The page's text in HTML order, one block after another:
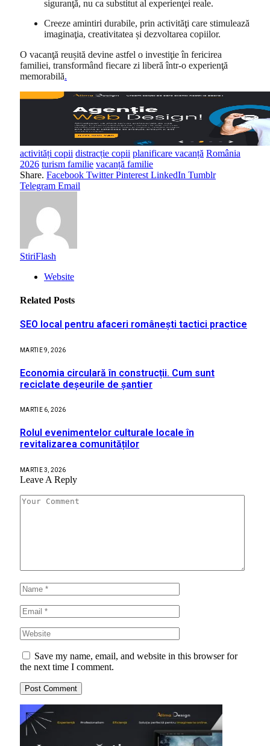
siguranţă, nu ca substitut al experienţei reale.
Creeze amintiri durabile, prin activităţi care stimulează
imaginaţia, creativitatea și dezvoltarea copiilor.
O vacanţă reușită devine astfel o investiţie în fericirea
familiei, transformând fiecare zi liberă într-o experienţă
memorabilă.
activități copii distracție copii planificare vacanță România
2026 turism familie vacanță familie
Share. Facebook Twitter Pinterest LinkedIn Tumblr
Telegram Email
StiriFlash
Website
Related Posts
SEO local pentru afaceri românești tactici practice
MARTIE 9, 2026
Economia circulară în construcții. Cum sunt
reciclate deșeurile de șantier
MARTIE 6, 2026
Rolul evenimentelor culturale locale în
revitalizarea comunităților
MARTIE 3, 2026
Leave A Reply
Save my name, email, and website in this browser for
the next time I comment.